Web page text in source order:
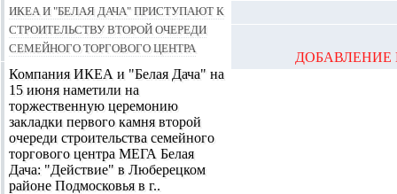
ДОБАВЛЕНИЕ
ИКЕА и "Белая Дача" приступают к
строительству второй очереди
семейного торгового центра
Компания ИКЕА и "Белая Дача" на
15 июня наметили на
торжественную церемонию
закладки первого камня второй
очереди строительства семейного
торгового центра МЕГА Белая
Дача: "Действие" в Люберецком
районе Подмосковья в г..